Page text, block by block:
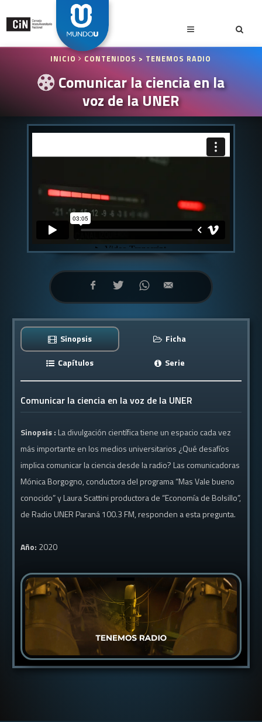
INICIO CONTENIDOS > TENEMOS RADIO
Comunicar la ciencia en la
voz de la UNER
Sinopsis
Ficha
Capítulos
Serie
Comunicar la ciencia en la voz de la UNER
Sinopsis : La divulgación científica tiene un espacio cada vez
más importante en los medios universitarios ¿Qué desafíos
implica comunicar la ciencia desde la radio? Las comunicadoras
Mónica Borgogno, conductora del programa “Mas Vale bueno
conocido” y Laura Scattini productora de “Economía de Bolsillo”,
de Radio UNER Paraná 100.3 FM, responden a esta pregunta.
Año: 2020